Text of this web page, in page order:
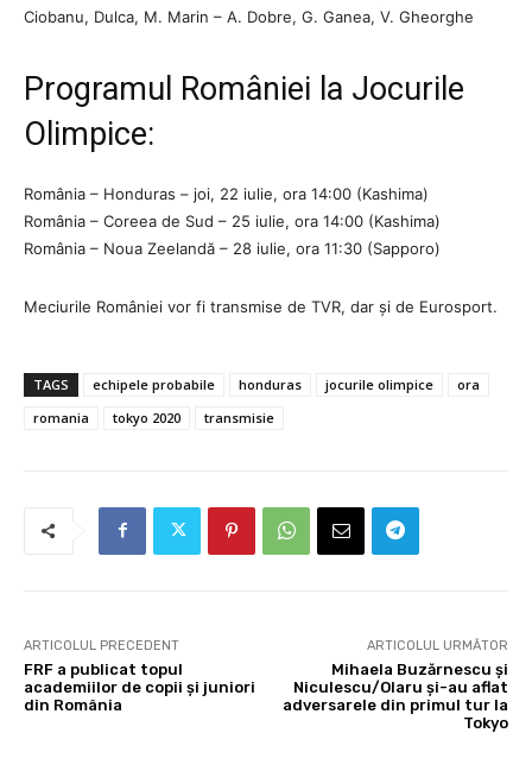
Ciobanu, Dulca, M. Marin – A. Dobre, G. Ganea, V. Gheorghe
Programul României la Jocurile
Olimpice:
România – Honduras – joi, 22 iulie, ora 14:00 (Kashima)
România – Coreea de Sud – 25 iulie, ora 14:00 (Kashima)
România – Noua Zeelandă – 28 iulie, ora 11:30 (Sapporo)
Meciurile României vor fi transmise de TVR, dar și de Eurosport.
TAGS echipele probabile honduras jocurile olimpice
ora
romania
tokyo 2020 transmisie
ARTICOLUL PRECEDENT
FRF a publicat topul
academiilor de copii și juniori
din România
ARTICOLUL URMĂTOR
Mihaela Buzărnescu și
Niculescu/Olaru și-au aflat
adversarele din primul tur la
Tokyo